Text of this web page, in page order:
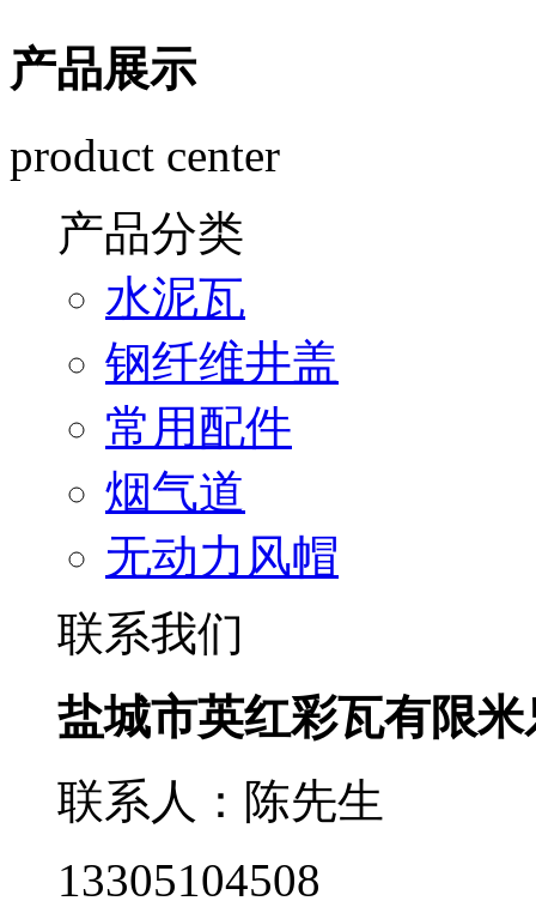
产品展示
product center
产品分类
水泥瓦
钢纤维井盖
常用配件
烟气道
无动力风帽
联系我们
盐城市英红彩瓦有限
联系人：陈先生
13305104508